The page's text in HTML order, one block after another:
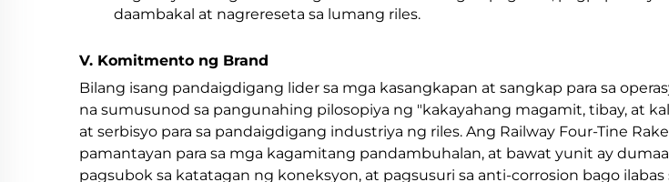
daambakal at nagrereseta sa lumang riles.
V. Komitmento ng Brand
Bilang isang pandaigdigang lider sa mga kasangkapan at sangkap para sa
na sumusunod sa pangunahing pilosopiya ng "kakayahang magamit, tibay, at
at serbisyo para sa pandaigdigang industriya ng riles. Ang Railway Four-Tine
pamantayan para sa mga kagamitang pandambuhalan, at bawat yunit ay
pagsubok sa katatagan ng koneksyon, at pagsusuri sa anti-corrosion bago